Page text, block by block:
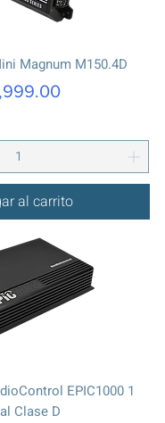
Magnum M150.4D
al carrito
EPIC1000 1
Clase D